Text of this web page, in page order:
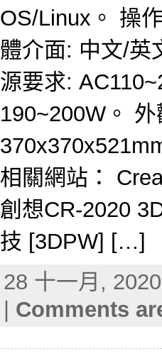
OS/Linux。 操
體介面: 中文/英
源要求:
190~200W。
相關網站：
創想CR-2020
技 [3DPW] […]
28 十一月,
Comments